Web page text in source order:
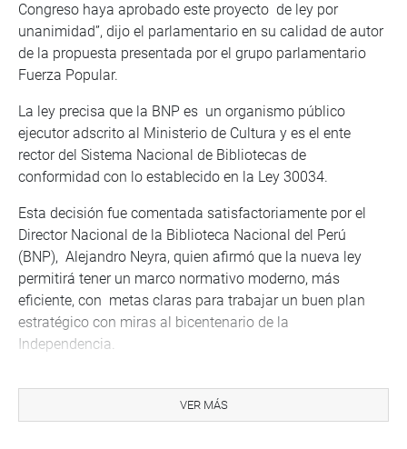
Congreso haya aprobado este proyecto de ley por
unanimidad”, dijo el parlamentario en su calidad de autor
de la propuesta presentada por el grupo parlamentario
Fuerza Popular.
La ley precisa que la BNP es un organismo público
ejecutor adscrito al Ministerio de Cultura y es el ente
rector del Sistema Nacional de Bibliotecas de
conformidad con lo establecido en la Ley 30034.
Esta decisión fue comentada satisfactoriamente por el
Director Nacional de la Biblioteca Nacional del Perú
(BNP), Alejandro Neyra, quien afirmó que la nueva ley
permitirá tener un marco normativo moderno, más
eficiente, con metas claras para trabajar un buen plan
estratégico con miras al bicentenario de la
Independencia.
solo como espacio de conservación bibliográfica, sino
como una red de bibliotecas que permitan poner la
VER MÁS